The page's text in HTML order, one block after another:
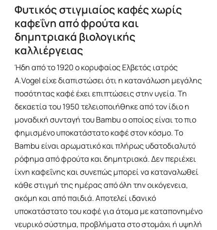
Φυτικός στιγμιαίος καφές χωρίς
καφεΐνη από φρούτα και
δημητριακά βιολογικής
καλλιέργειας
Ήδη από το 1920 ο κορυφαίος Ελβετός ιατρός
A.Vogel είχε διαπιστώσει ότι η κατανάλωση μεγάλης
ποσότητας καφέ έχει επιπτώσεις στην υγεία. Τη
δεκαετία του 1950 τελειοποιήθηκε από τον ίδιο η
μοναδική συνταγή του Bambu ο οποίος είναι το πιο
φημισμένο υποκατάστατο καφέ στον κόσμο. Το
Bambu είναι αρωματικό και πλήρως υδατοδιαλυτό
ρόφημα από φρούτα και δημητριακά. Δεν περιέχει
ίχνη καφεΐνης και συνεπώς μπορεί να καταναλωθεί
κάθε στιγμή της ημέρας από όλη την οικόγενεια,
ακόμη και από παιδιά. Αποτελεί ιδανικό
υποκατάστατο του καφέ για άτομα με καταπονημένο
νευρικό σύστημα, προβλήματα στο στομάχι ή υψηλή